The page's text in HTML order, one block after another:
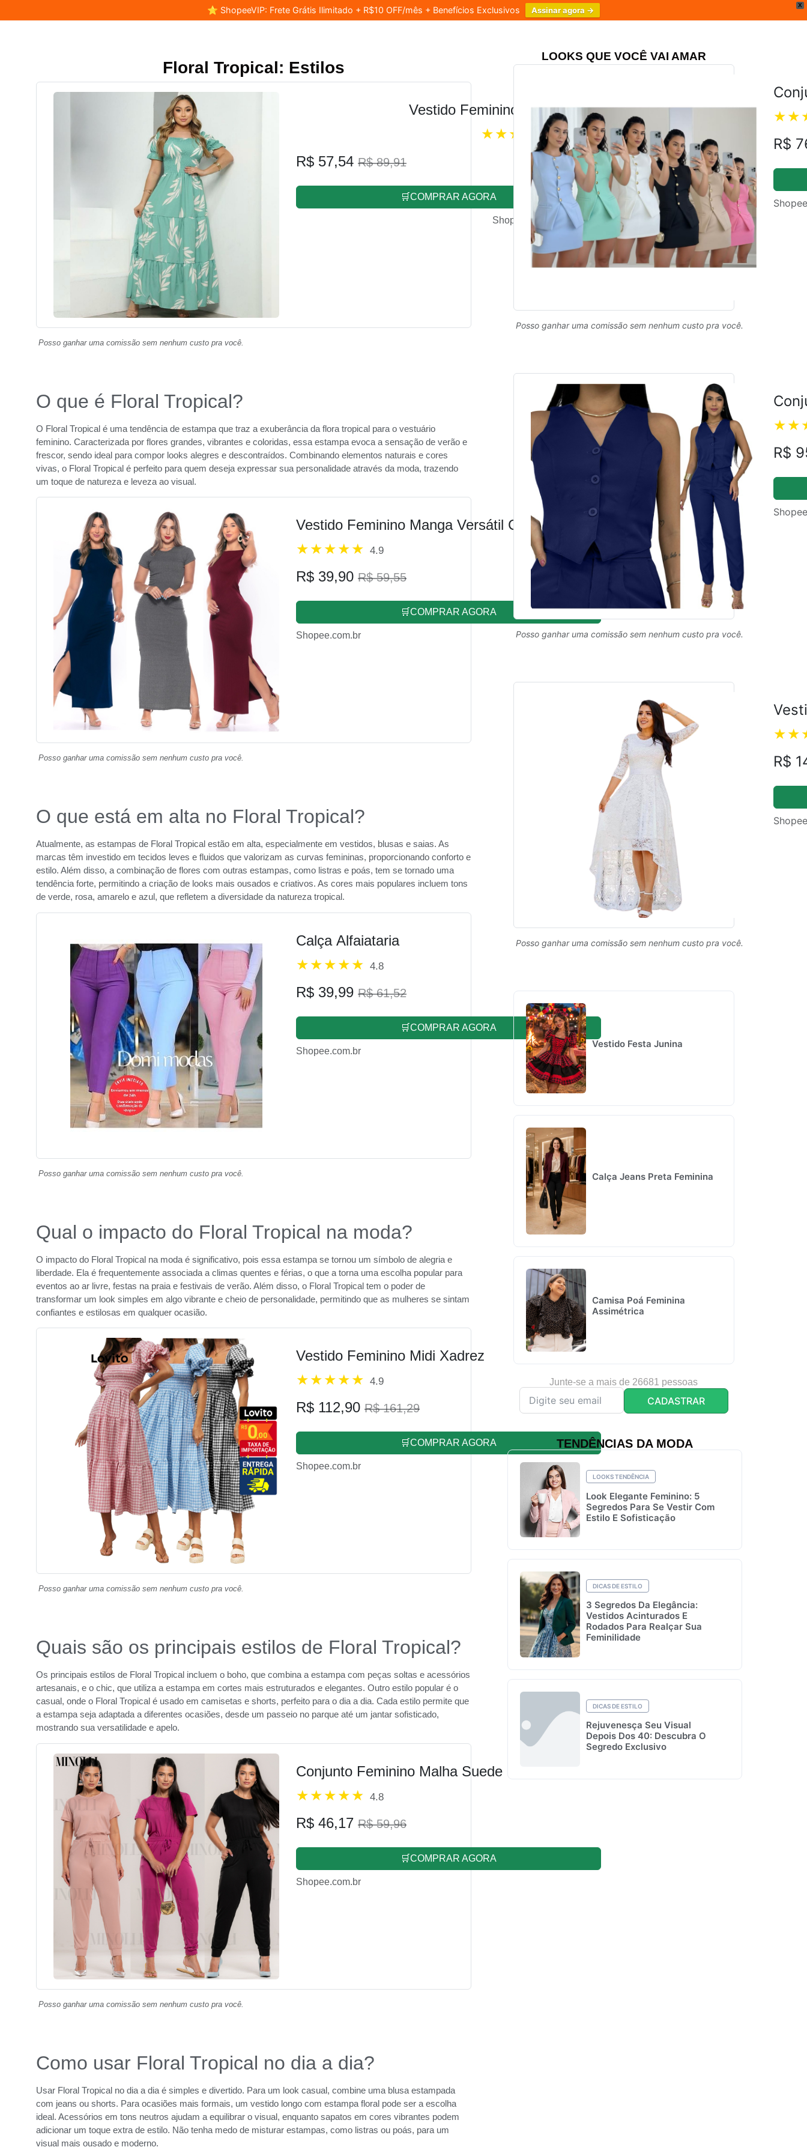
X
⭐ ShopeeVIP: Frete Grátis Ilimitado + R$10 OFF/mês + Benefícios Exclusivos Assinar agora →
Floral Tropical: Estilos
Vestido Feminino Longo Três Marias
4.8
R$ 57,54 R$ 89,91
🛒COMPRAR AGORA
Shopee.com.br
Posso ganhar uma comissão sem nenhum custo pra você.
O que é Floral Tropical?
O Floral Tropical é uma tendência de estampa que traz a exuberância da flora tropical para o vestuário
feminino. Caracterizada por flores grandes, vibrantes e coloridas, essa estampa evoca a sensação de verão e
frescor, sendo ideal para compor looks alegres e descontraídos. Combinando elementos naturais e cores
vivas, o Floral Tropical é perfeito para quem deseja expressar sua personalidade através da moda, trazendo
um toque de natureza e leveza ao visual.
Vestido Feminino Manga Versátil Casual
4.9
R$ 39,90 R$ 59,55
🛒COMPRAR AGORA
Shopee.com.br
Posso ganhar uma comissão sem nenhum custo pra você.
O que está em alta no Floral Tropical?
Atualmente, as estampas de Floral Tropical estão em alta, especialmente em vestidos, blusas e saias. As
marcas têm investido em tecidos leves e fluidos que valorizam as curvas femininas, proporcionando conforto e
estilo. Além disso, a combinação de flores com outras estampas, como listras e poás, tem se tornado uma
tendência forte, permitindo a criação de looks mais ousados e criativos. As cores mais populares incluem tons
de verde, rosa, amarelo e azul, que refletem a diversidade da natureza tropical.
Calça Alfaiataria
4.8
R$ 39,99 R$ 61,52
🛒COMPRAR AGORA
Shopee.com.br
Posso ganhar uma comissão sem nenhum custo pra você.
Qual o impacto do Floral Tropical na moda?
O impacto do Floral Tropical na moda é significativo, pois essa estampa se tornou um símbolo de alegria e
liberdade. Ela é frequentemente associada a climas quentes e férias, o que a torna uma escolha popular para
eventos ao ar livre, festas na praia e festivais de verão. Além disso, o Floral Tropical tem o poder de
transformar um look simples em algo vibrante e cheio de personalidade, permitindo que as mulheres se sintam
confiantes e estilosas em qualquer ocasião.
Vestido Feminino Midi Xadrez
4.9
R$ 112,90 R$ 161,29
🛒COMPRAR AGORA
Shopee.com.br
Posso ganhar uma comissão sem nenhum custo pra você.
Quais são os principais estilos de Floral Tropical?
Os principais estilos de Floral Tropical incluem o boho, que combina a estampa com peças soltas e acessórios
artesanais, e o chic, que utiliza a estampa em cortes mais estruturados e elegantes. Outro estilo popular é o
casual, onde o Floral Tropical é usado em camisetas e shorts, perfeito para o dia a dia. Cada estilo permite que
a estampa seja adaptada a diferentes ocasiões, desde um passeio no parque até um jantar sofisticado,
mostrando sua versatilidade e apelo.
Conjunto Feminino Malha Suede
4.8
R$ 46,17 R$ 59,96
🛒COMPRAR AGORA
Shopee.com.br
Posso ganhar uma comissão sem nenhum custo pra você.
Como usar Floral Tropical no dia a dia?
Usar Floral Tropical no dia a dia é simples e divertido. Para um look casual, combine uma blusa estampada
com jeans ou shorts. Para ocasiões mais formais, um vestido longo com estampa floral pode ser a escolha
ideal. Acessórios em tons neutros ajudam a equilibrar o visual, enquanto sapatos em cores vibrantes podem
adicionar um toque extra de estilo. Não tenha medo de misturar estampas, como listras ou poás, para um
visual mais ousado e moderno.
LOOKS QUE VOCÊ VAI AMAR
R$
Posso ganhar uma comissão sem nenhum custo pra você.
R$
Posso ganhar uma comissão sem nenhum custo pra você.
R$
Posso ganhar uma comissão sem nenhum custo pra você.
Vestido Festa Junina
Calça Jeans Preta Feminina
Camisa Poá Feminina
Assimétrica
Junte-se a mais de 26681 pessoas
CADASTRAR
TENDÊNCIAS DA MODA
LOOKS TENDÊNCIA
Look Elegante Feminino: 5
Segredos Para Se Vestir Com
Estilo E Sofisticação
DICAS DE ESTILO
3 Segredos Da Elegância:
Vestidos Acinturados E
Rodados Para Realçar Sua
Feminilidade
DICAS DE ESTILO
Rejuvenesça Seu Visual
Depois Dos 40: Descubra O
Segredo Exclusivo